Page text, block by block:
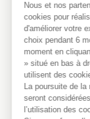
Nous et nos
cookies pour
d'améliorer votre
choix pendant 6
moment en
» situé en bas à
utilisent des
La poursuite de
seront
l’utilisation des